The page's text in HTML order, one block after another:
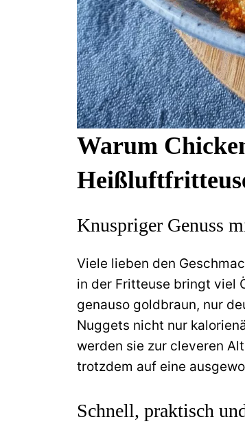
Warum
Knuspriger Genuss
Viele lieben den
in der Fritteuse bringt viel
genauso goldbraun, nur
Nuggets nicht nur
werden sie zur cleveren
trotzdem auf eine
Schnell, praktisch